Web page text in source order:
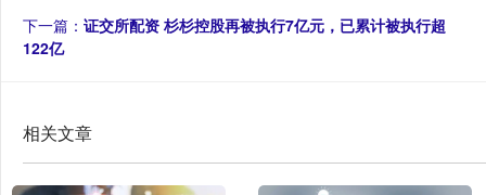
下一篇： 证交所配资 杉杉控股再被执行7亿元，已累计被执行超
122亿
相关文章